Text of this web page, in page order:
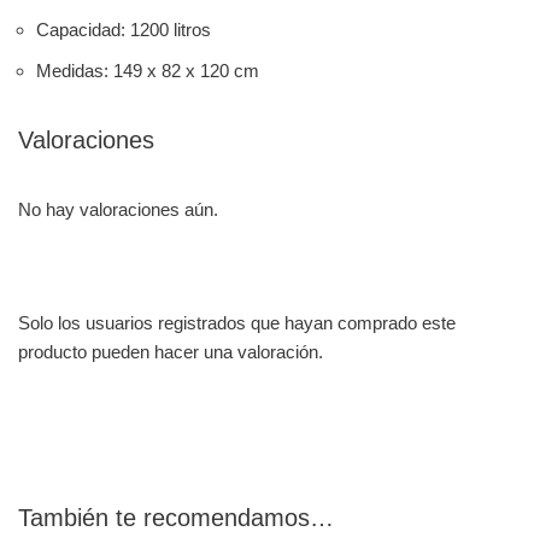
Capacidad: 1200 litros
Medidas: 149 x 82 x 120 cm
Valoraciones
No hay valoraciones aún.
Solo los usuarios registrados que hayan comprado este
producto pueden hacer una valoración.
También te recomendamos…